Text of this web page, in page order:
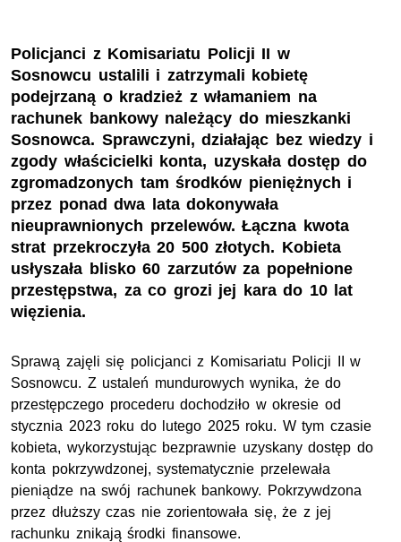
Policjanci z Komisariatu Policji II w
Sosnowcu ustalili i zatrzymali kobietę
podejrzaną o kradzież z włamaniem na
rachunek bankowy należący do mieszkanki
Sosnowca. Sprawczyni, działając bez wiedzy i
zgody właścicielki konta, uzyskała dostęp do
zgromadzonych tam środków pieniężnych i
przez ponad dwa lata dokonywała
nieuprawnionych przelewów. Łączna kwota
strat przekroczyła 20 500 złotych. Kobieta
usłyszała blisko 60 zarzutów za popełnione
przestępstwa, za co grozi jej kara do 10 lat
więzienia.
Sprawą zajęli się policjanci z Komisariatu Policji II w
Sosnowcu. Z ustaleń mundurowych wynika, że do
przestępczego procederu dochodziło w okresie od
stycznia 2023 roku do lutego 2025 roku. W tym czasie
kobieta, wykorzystując bezprawnie uzyskany dostęp do
konta pokrzywdzonej, systematycznie przelewała
pieniądze na swój rachunek bankowy. Pokrzywdzona
przez dłuższy czas nie zorientowała się, że z jej
rachunku znikają środki finansowe.